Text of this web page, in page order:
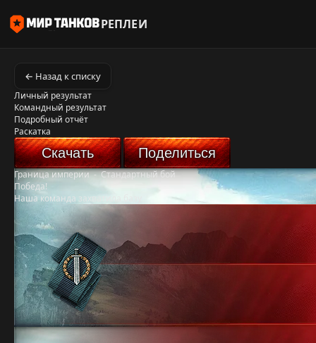
РЕПЛЕИ
← Назад к списку
Личный результат
Командный результат
Подробный отчёт
Раскатка
Скачать Поделиться
Граница империи-Стандартный бой
Победа!
Наша команда захватила базу